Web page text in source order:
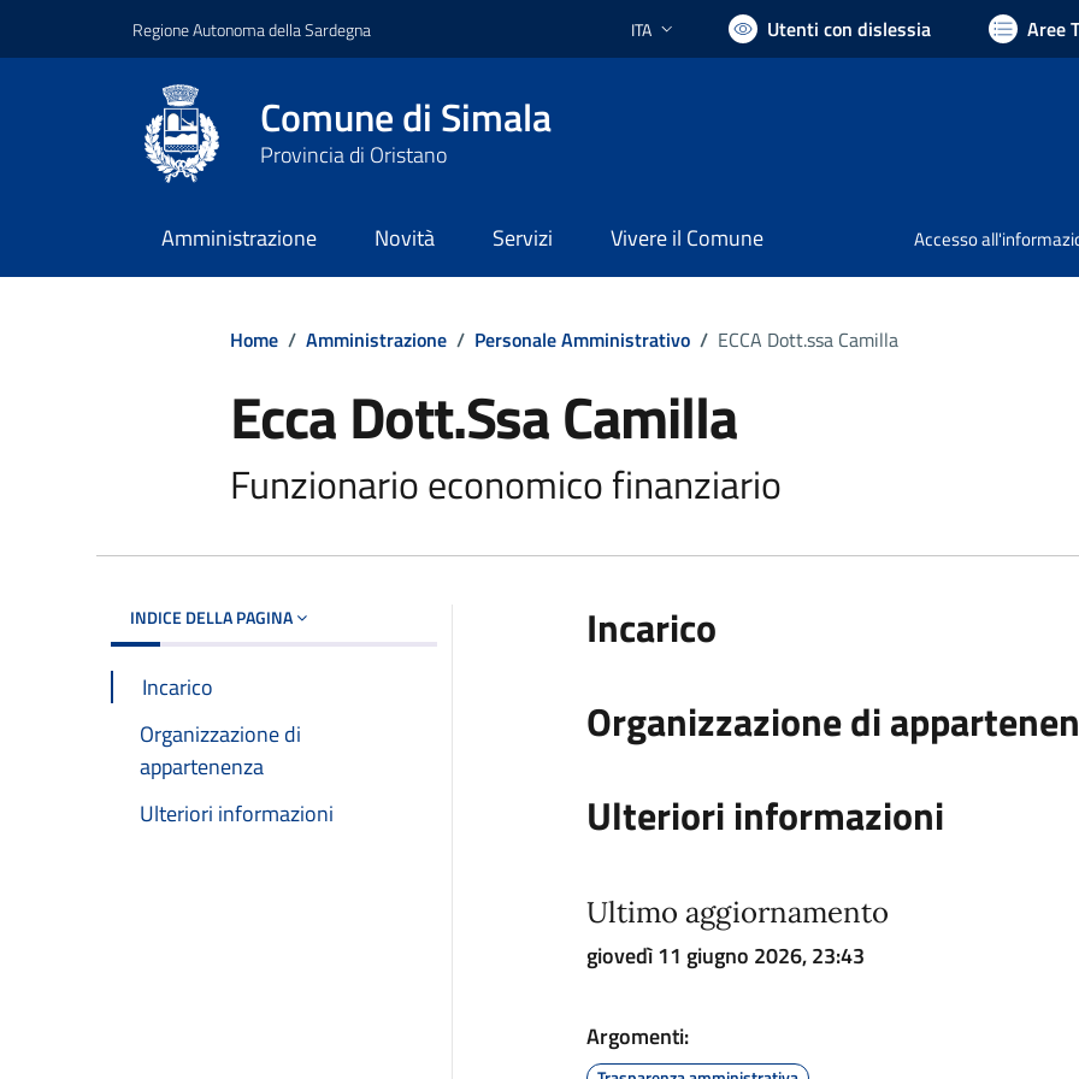
Regione Autonoma della Sardegna Lingua attiva:
ITA Utenti con dislessia Aree
Comune di Simala
Provincia di Oristano
Amministrazione Novità Servizi Vivere il Comune Accesso
Home / Amministrazione / Personale Amministrativo / ECCA Dott.ssa Camilla
Ecca Dott.Ssa Camilla
Funzionario economico finanziario
INDICE DELLA PAGINA
Incarico
Organizzazione di
appartenenza
Ulteriori informazioni
Incarico
Organizzazione di
Ulteriori informazioni
Ultimo aggiornamento
giovedì 11 giugno 2026, 23:43
Argomenti: